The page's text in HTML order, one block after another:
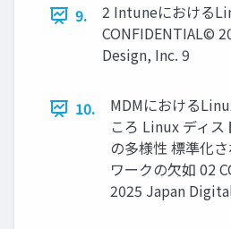
9.
2 Intuneにおける
CONFIDENTIAL©
Design, Inc. 9
10.
MDMにおける
ころ Linux ディ
の多様性 標準化
ワークの欠如 02
2025 Japan